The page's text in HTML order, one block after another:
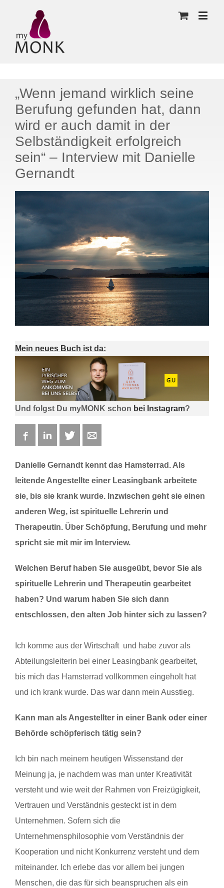
„Wenn jemand wirklich seine
Berufung gefunden hat, dann
wird er auch damit in der
Selbständigkeit erfolgreich
sein“ – Interview mit Danielle
Gernandt
Mein neues Buch ist da:
Und folgst Du myMONK schon bei Instagram?
FacebookLinkedIn Twitter
Danielle Gernandt kennt das Hamsterrad. Als
leitende Angestellte einer Leasingbank arbeitete
sie, bis sie krank wurde. Inzwischen geht sie einen
anderen Weg, ist spirituelle Lehrerin und
Therapeutin. Über Schöpfung, Berufung und mehr
spricht sie mit mir im Interview.
Welchen Beruf haben Sie ausgeübt, bevor Sie als
spirituelle Lehrerin und Therapeutin gearbeitet
haben? Und warum haben Sie sich dann
entschlossen, den alten Job hinter sich zu lassen?
Ich komme aus der Wirtschaft und habe zuvor als
Abteilungsleiterin bei einer Leasingbank gearbeitet,
bis mich das Hamsterrad vollkommen eingeholt hat
und ich krank wurde. Das war dann mein Ausstieg.
Kann man als Angestellter in einer Bank oder einer
Behörde schöpferisch tätig sein?
Ich bin nach meinem heutigen Wissenstand der
Meinung ja, je nachdem was man unter Kreativität
versteht und wie weit der Rahmen von Freizügigkeit,
Vertrauen und Verständnis gesteckt ist in dem
Unternehmen. Sofern sich die
Unternehmensphilosophie vom Verständnis der
Kooperation und nicht Konkurrenz versteht und dem
miteinander. Ich erlebe das vor allem bei jungen
Menschen, die das für sich beanspruchen als ein